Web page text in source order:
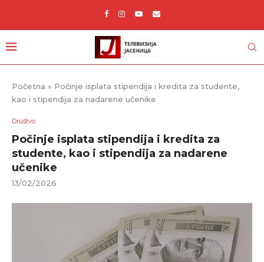
Početna » Počinje isplata stipendija i kredita za studente,
kao i stipendija za nadarene učenike
Društvo
Počinje isplata stipendija i kredita za
studente, kao i stipendija za nadarene
učenike
13/02/2026